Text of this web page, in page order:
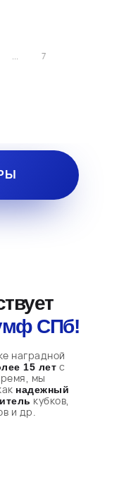
... 7
наградной
15 лет с
мы
надежный
кубков,
и др.
СПб!